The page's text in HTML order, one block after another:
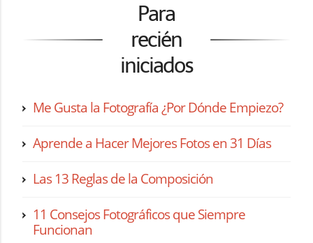
Para
recién
iniciados
Me Gusta la Fotografía ¿Por Dónde Empiezo?
Aprende a Hacer Mejores Fotos en 31 Días
Las 13 Reglas de la Composición
11 Consejos Fotográficos que Siempre
Funcionan